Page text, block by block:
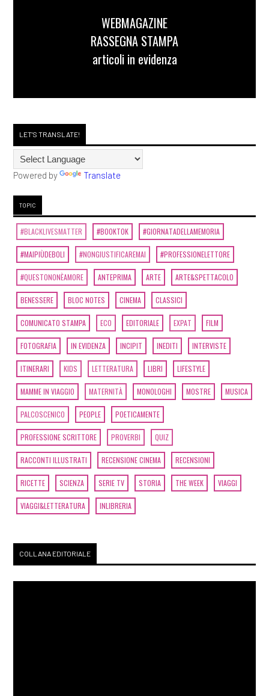
WEBMAGAZINE
RASSEGNA STAMPA
articoli in evidenza
LET'S TRANSLATE!
Powered by Translate
TOPIC
#BLACKLIVESMATTER #BOOKTOK #GIORNATADELLAMEMORIA
#MAIPIÙDEBOLI #NONGIUSTIFICAREMAI #PROFESSIONELETTORE
#QUESTONONÈAMORE ANTEPRIMA ARTE ARTE&SPETTACOLO
BENESSERE BLOC NOTES CINEMA CLASSICI
COMUNICATO STAMPA ECO EDITORIALE EXPAT FILM
FOTOGRAFIA IN EVIDENZA INCIPIT INEDITI INTERVISTE
ITINERARI KIDS LETTERATURA LIBRI LIFESTYLE
MAMME IN VIAGGIO MATERNITÀ MONOLOGHI MOSTRE MUSICA
PALCOSCENICO PEOPLE POETICAMENTE
PROFESSIONE SCRITTORE PROVERBI QUIZ
RACCONTI ILLUSTRATI RECENSIONE CINEMA RECENSIONI
RICETTE SCIENZA SERIE TV STORIA THE WEEK VIAGGI
VIAGGI&LETTERATURA INLIBRERIA
COLLANA EDITORIALE